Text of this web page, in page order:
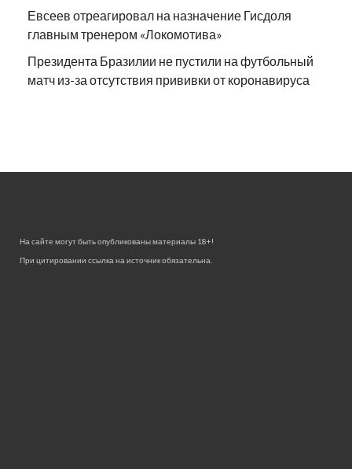
Евсеев отреагировал на назначение Гисдоля
главным тренером «Локомотива»
Президента Бразилии не пустили на футбольный
матч из-за отсутствия прививки от коронавируса
На сайте могут быть опубликованы материалы 18+!
При цитировании ссылка на источник обязательна.